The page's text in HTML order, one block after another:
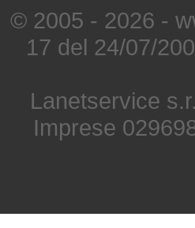
© 2005 - 2026 -
17 del 24/07/
Lanetservice
Imprese